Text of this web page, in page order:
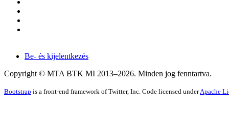
Be- és kijelentkezés
Copyright © MTA BTK MI 2013–2026. Minden jog fenntartva.
Bootstrap is a front-end framework of Twitter, Inc. Code licensed underApache